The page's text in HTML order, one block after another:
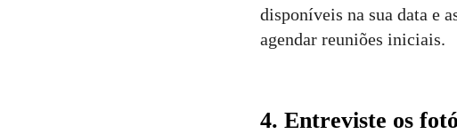
disponíveis na sua data e
agendar reuniões iniciais.
4. Entreviste os